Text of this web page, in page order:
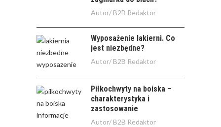
Autor/ B2B Redaktor
Wyposażenie lakierni. Co
jest niezbędne?
Autor/ B2B Redaktor
Piłkochwyty na boiska –
charakterystyka i
zastosowanie
Autor/ B2B Redaktor